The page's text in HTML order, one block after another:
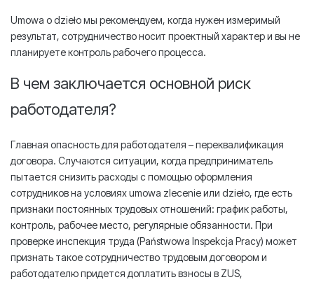
Umowa o dzieło мы рекомендуем, когда нужен измеримый
результат, сотрудничество носит проектный характер и вы не
планируете контроль рабочего процесса.
В чем заключается основной риск
работодателя?
Главная опасность для работодателя – переквалификация
договора. Случаются ситуации, когда предприниматель
пытается снизить расходы с помощью оформления
сотрудников на условиях umowa zlecenie или dzieło, где есть
признаки постоянных трудовых отношений: график работы,
контроль, рабочее место, регулярные обязанности. При
проверке инспекция труда (Państwowa Inspekcja Pracy) может
признать такое сотрудничество трудовым договором и
работодателю придется доплатить взносы в ZUS,